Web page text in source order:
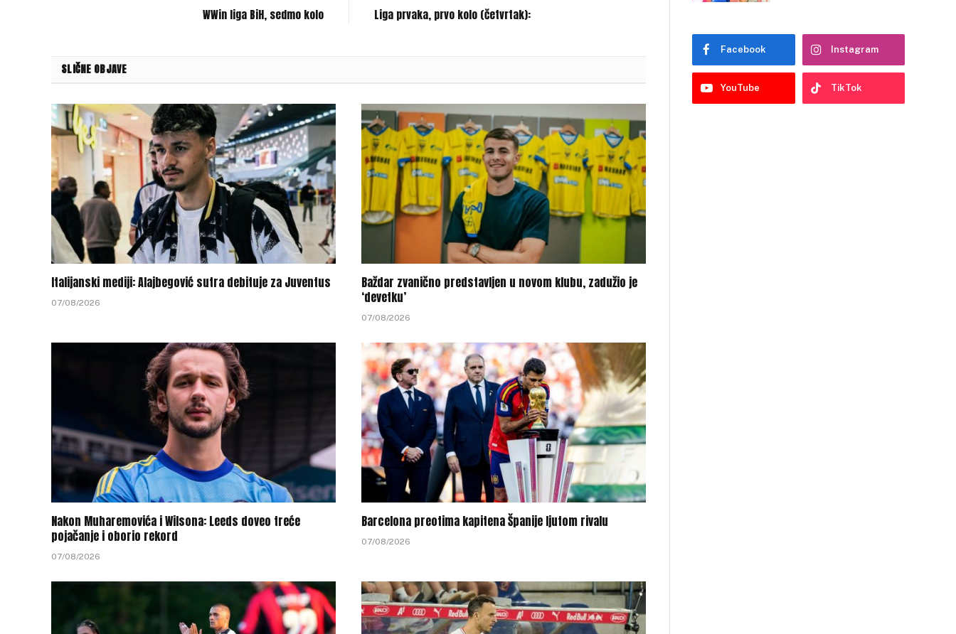
WWin liga BiH, sedmo kolo Liga prvaka, prvo kolo (četvrtak):
SLIČNE OBJAVE
Italijanski mediji: Alajbegović sutra debituje za Juventus
07/08/2026
Baždar zvanično predstavljen u novom klubu, zadužio je
‘devetku’
07/08/2026
Nakon Muharemovića i Wilsona: Leeds doveo treće
pojačanje i oborio rekord
07/08/2026
Barcelona preotima kapitena Španije ljutom rivalu
07/08/2026
Facebook Instagram
YouTube TikTok